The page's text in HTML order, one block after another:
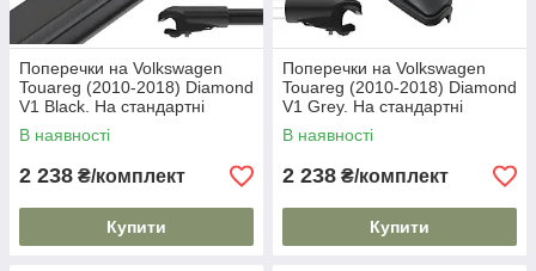
Поперечки на Volkswagen
Touareg (2010-2018) Diamond
V1 Black. На стандартні
рейлінги. Без замка. Чорні
В наявності
2 238 ₴/комплект
Купити
Поперечки на Volkswagen
Touareg (2010-2018) Diamond
V1 Grey. На стандартні
рейлінги. Без замка. Сірі
В наявності
2 238 ₴/комплект
Купити